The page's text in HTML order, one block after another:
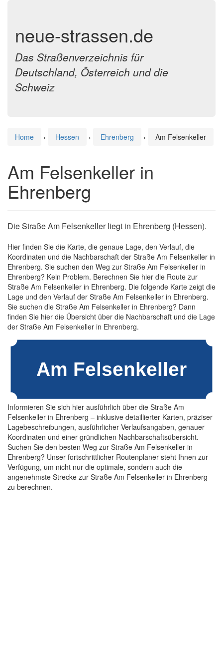
neue-strassen.de
Das Straßenverzeichnis für
Deutschland, Österreich und die
Schweiz
Home › Hessen › Ehrenberg › Am Felsenkeller
Am Felsenkeller in
Ehrenberg
Die Straße Am Felsenkeller liegt in Ehrenberg (Hessen).
Hier finden Sie die Karte, die genaue Lage, den Verlauf, die
Koordinaten und die Nachbarschaft der Straße Am Felsenkeller in
Ehrenberg. Sie suchen den Weg zur Straße Am Felsenkeller in
Ehrenberg? Kein Problem. Berechnen Sie hier die Route zur
Straße Am Felsenkeller in Ehrenberg. Die folgende Karte zeigt die
Lage und den Verlauf der Straße Am Felsenkeller in Ehrenberg.
Sie suchen die Straße Am Felsenkeller in Ehrenberg? Dann
finden Sie hier die Übersicht über die Nachbarschaft und die Lage
der Straße Am Felsenkeller in Ehrenberg.
Informieren Sie sich hier ausführlich über die Straße Am
Felsenkeller in Ehrenberg – inklusive detaillierter Karten, präziser
Lagebeschreibungen, ausführlicher Verlaufsangaben, genauer
Koordinaten und einer gründlichen Nachbarschaftsübersicht.
Suchen Sie den besten Weg zur Straße Am Felsenkeller in
Ehrenberg? Unser fortschrittlicher Routenplaner steht Ihnen zur
Verfügung, um nicht nur die optimale, sondern auch die
angenehmste Strecke zur Straße Am Felsenkeller in Ehrenberg
zu berechnen.